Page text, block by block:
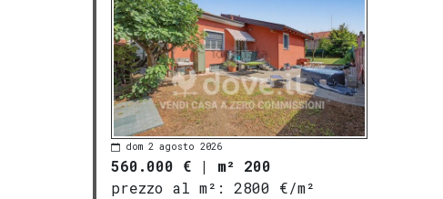
dom 2 agosto 2026
560.000 € | m² 200
prezzo al m²:
2800 €/m²